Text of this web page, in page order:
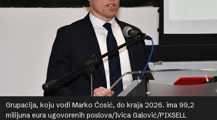
Grupacija, koju vodi Marko Ćosić, do kraja 2026. ima 99,2
milijuna eura ugovorenih poslova/Ivica Galović/PIXSELL